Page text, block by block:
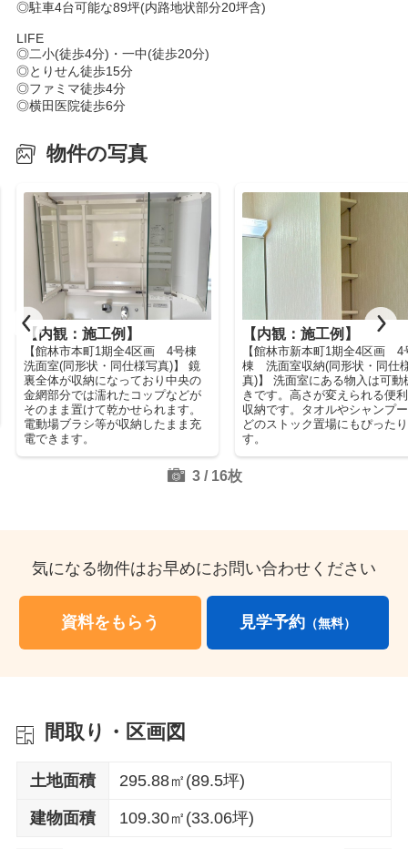
◎駐車4台可能な89坪(内路地状部分20坪含)
LIFE
◎二小(徒歩4分)・一中(徒歩20分)
◎とりせん徒歩15分
◎ファミマ徒歩4分
◎横田医院徒歩6分
物件の写真
【内観：施工例】
【館林市本町1期全4区画 4号棟
洗面室(同形状・同仕様写真)】 鏡
裏全体が収納になっており中央の
金網部分では濡れたコップなどが
そのまま置けて乾かせられます。
電動場ブラシ等が収納したまま充
電できます。
【内観：施工例】
【館林市新本町1期全4区画 4
棟 洗面室収納(同形状・同仕
真)】 洗面室にある物入は可動
きです。高さが変えられる便
収納です。タオルやシャンプ
どのストック置場にもぴった
す。
3 / 16枚
気になる物件はお早めにお問い合わせください
資料をもらう 見学予約 （無料）
間取り・区画図
土地面積 295.88㎡(89.5坪)
建物面積 109.30㎡(33.06坪)